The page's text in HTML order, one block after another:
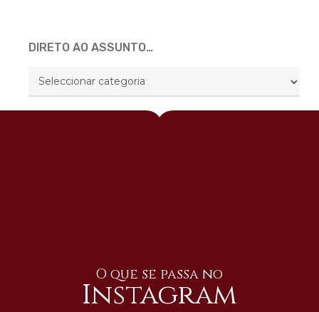
DIRETO AO ASSUNTO…
AO
ASSUNTO…
O que se passa no
Instagram